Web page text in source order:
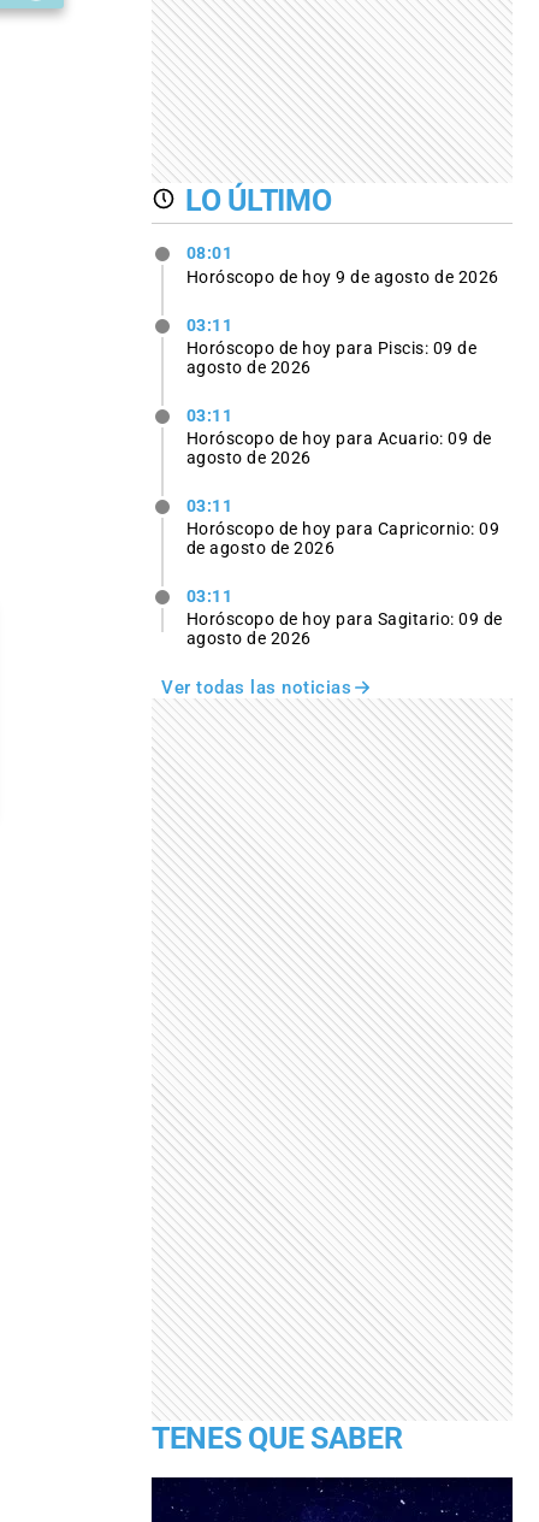
LO ÚLTIMO
08:01
Horóscopo de hoy 9 de agosto de 2026
03:11
Horóscopo de hoy para Piscis: 09 de
agosto de 2026
03:11
Horóscopo de hoy para Acuario: 09 de
agosto de 2026
03:11
Horóscopo de hoy para Capricornio: 09
de agosto de 2026
03:11
Horóscopo de hoy para Sagitario: 09 de
agosto de 2026
Ver todas las noticias
TENES QUE SABER